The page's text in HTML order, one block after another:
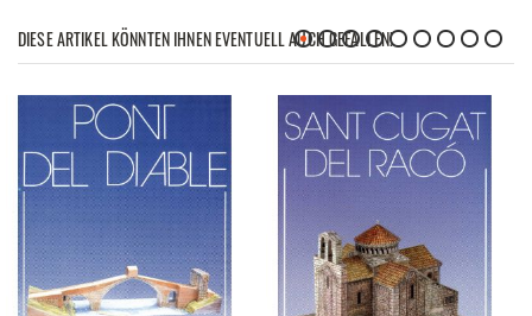
DIESE ARTIKEL KÖNNTEN IHNEN EVENTUELL AUCH GEFALLEN!